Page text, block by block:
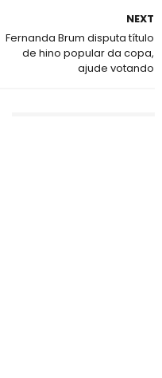
NEXT
Fernanda Brum disputa título
de hino popular da copa,
ajude votando